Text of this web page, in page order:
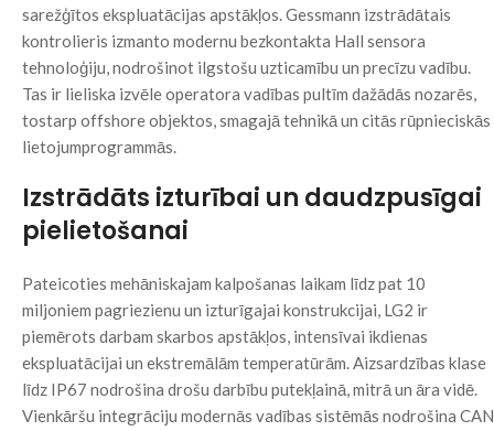
sarežģītos ekspluatācijas apstākļos. Gessmann izstrādātais
kontrolieris izmanto modernu bezkontakta Hall sensora
tehnoloģiju, nodrošinot ilgstošu uzticamību un precīzu vadību.
Tas ir lieliska izvēle operatora vadības pultīm dažādās nozarēs,
tostarp offshore objektos, smagajā tehnikā un citās rūpnieciskās
lietojumprogrammās.
Izstrādāts izturībai un daudzpusīgai
pielietošanai
Pateicoties mehāniskajam kalpošanas laikam līdz pat 10
miljoniem pagriezienu un izturīgajai konstrukcijai, LG2 ir
piemērots darbam skarbos apstākļos, intensīvai ikdienas
ekspluatācijai un ekstremālām temperatūrām. Aizsardzības klase
līdz IP67 nodrošina drošu darbību putekļainā, mitrā un āra vidē.
Vienkāršu integrāciju modernās vadības sistēmās nodrošina CAN